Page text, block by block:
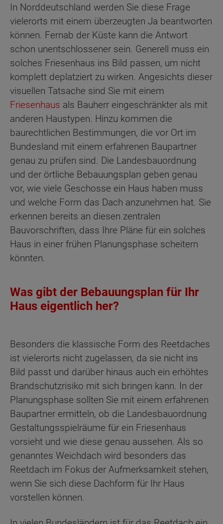
In Norddeutschland werden Sie diese Frage
vielerorts mit einem überzeugten Ja beantworten
können. Fernab der Küste kann die Antwort
schon unentschlossener sein. Generell muss ein
solches Friesenhaus ins Bild passen, um nicht
komplett deplatziert zu wirken. Angesichts dieser
visuellen Tatsache sind Sie mit einem
Friesenhaus als Bauherr eingeschränkter als mit
anderen Haustypen. Hinzu kommen die
baurechtlichen Bestimmungen, die vor Ort im
Bundesland mit einem erfahrenen Baupartner
genau zu prüfen sind. Die Landesbauordnung
und der örtliche Bebauungsplan geben genau
vor, wie viele Geschosse ein Haus haben muss
und welche Form das Dach anzunehmen hat. Sie
erkennen bereits an diesen zentralen
Bauvorschriften, dass Ihre Pläne für ein solches
Haus in einer frühen Planungsphase scheitern
könnten.
Was gibt der Bebauungsplan für Ihr
Haus eigentlich her?
Besonders die klassische Form des Reetdaches
ist vielerorts nicht zugelassen, da sie nicht ins
Bild passt und darüber hinaus auch ein erhöhtes
Brandschutzrisiko mit sich bringen kann. In der
Planungsphase sollten Sie mit einem erfahrenen
Baupartner ermitteln, ob die Landesbauordnung
Gestaltungsspielräume für ein Friesenhaus
vorsieht und wie diese genau aussehen. Als so
genanntes Weichdach wird besonders das
Reetdach im Fokus der Aufmerksamkeit stehen,
wenn Sie sich diese Dachform für Ihr Haus
vorstellen können.